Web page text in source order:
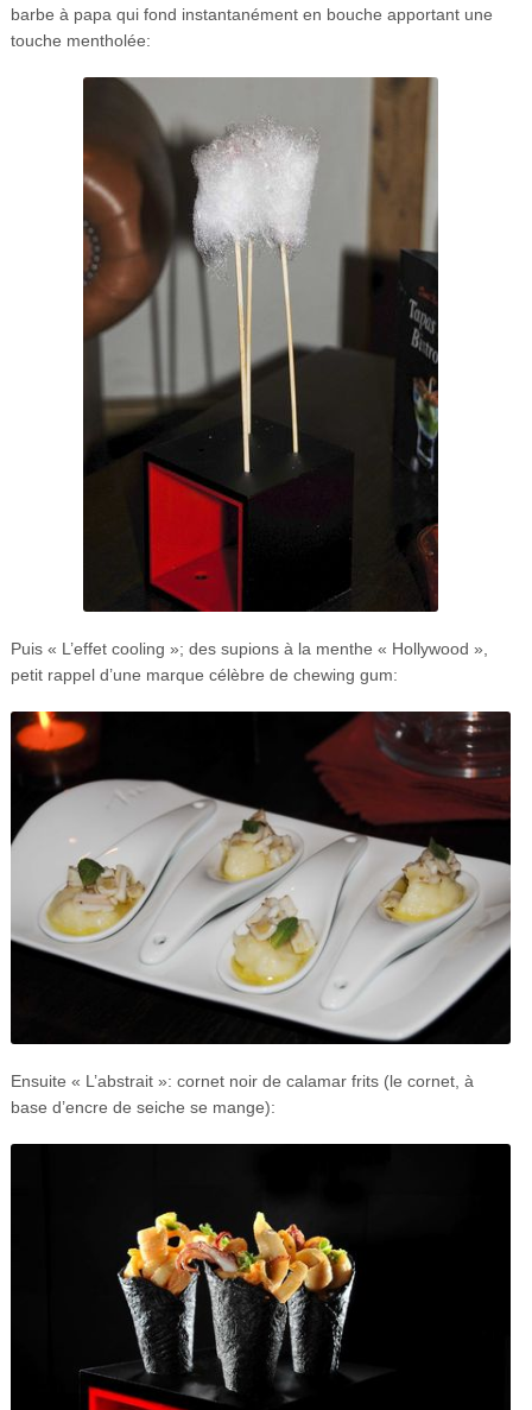
barbe à papa qui fond instantanément en bouche apportant une
touche mentholée:
Puis « L’effet cooling »; des supions à la menthe « Hollywood »,
petit rappel d’une marque célèbre de chewing gum:
Ensuite « L’abstrait »: cornet noir de calamar frits (le cornet, à
base d’encre de seiche se mange):